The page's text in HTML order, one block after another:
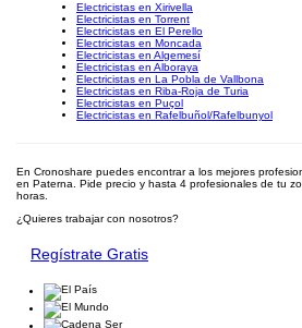
Electricistas en Xirivella
Electricistas en Torrent
Electricistas en El Perello
Electricistas en Moncada
Electricistas en Algemesí
Electricistas en Alboraya
Electricistas en La Pobla de Vallbona
Electricistas en Riba-Roja de Turia
Electricistas en Puçol
Electricistas en Rafelbuñol/Rafelbunyol
En Cronoshare puedes encontrar a los mejores
en Paterna. Pide precio y hasta 4 profesionales de tu
horas.
¿Quieres trabajar con nosotros?
Regístrate Gratis